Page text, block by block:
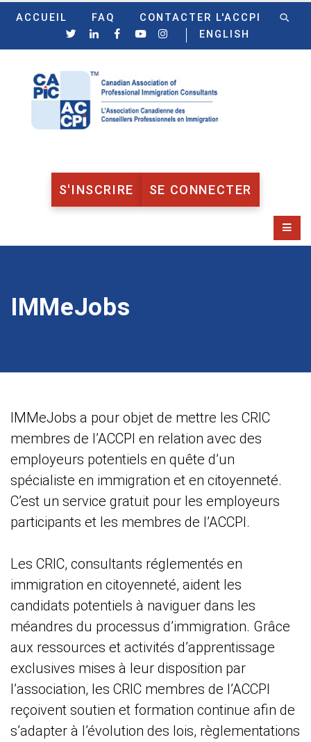
ACCUEIL FAQ
CONTACTER L'ACCPI
ENGLISH
S'INSCRIRE SE CONNECTER
IMMeJobs
IMMeJobs a pour objet de mettre les CRIC
membres de l’ACCPI en relation avec des
employeurs potentiels en quête d’un
spécialiste en immigration et en citoyenneté.
C’est un service gratuit pour les employeurs
participants et les membres de l’ACCPI.
Les CRIC, consultants réglementés en
immigration en citoyenneté, aident les
candidats potentiels à naviguer dans les
méandres du processus d’immigration. Grâce
aux ressources et activités d’apprentissage
exclusives mises à leur disposition par
l’association, les CRIC membres de l’ACCPI
reçoivent soutien et formation continue afin de
s’adapter à l’évolution des lois, règlementations